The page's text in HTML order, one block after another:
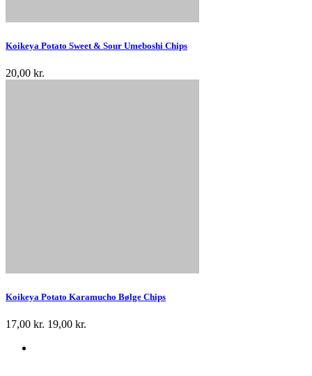
Koikeya Potato Sweet & Sour Umeboshi Chips
20,00 kr.
Koikeya Potato Karamucho Bølge Chips
17,00 kr. 19,00 kr.